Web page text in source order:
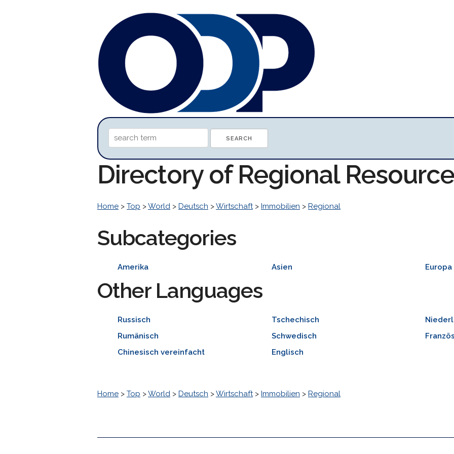
Directory of Regional
Home > Top >World > Deutsch >Wirtschaft> Immobilien > Regional
Subcategories
Amerika Asien Europa
Other Languages
Russisch Tschechisch
Rumänisch
Schwedisch
Chinesisch vereinfacht
Englisch
Home > Top >World > Deutsch >Wirtschaft> Immobilien > Regional